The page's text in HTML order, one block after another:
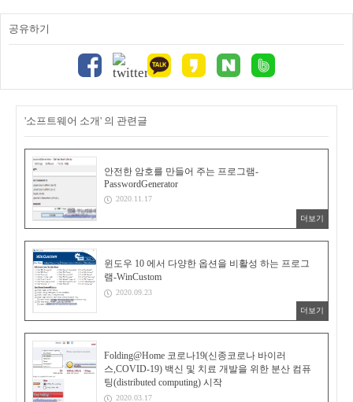
공유하기
'소프트웨어 소개' 의 관련글
안전한 암호를 만들어 주는 프로그램-
PasswordGenerator
2020.11.17
더보기
윈도우 10 에서 다양한 옵션을 비활성 하는 프로그
램-WinCustom
2020.09.23
더보기
Folding@Home 코로나19(신종코로나 바이러
스,COVID-19) 백신 및 치료 개발을 위한 분산 컴퓨
팅(distributed computing) 시작
2020.03.17